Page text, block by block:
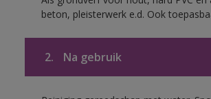
beton, pleisterwerk e.d. Ook
2. Na gebruik